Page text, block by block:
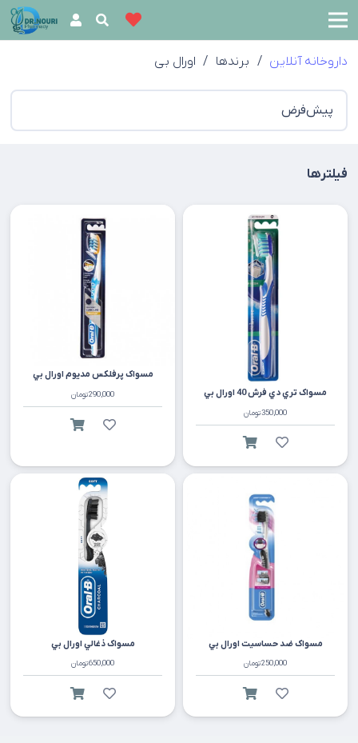
داروخانه آنلاین / برندها / اورال بی
فیلترها
مسواک تري دي فرش 40 اورال بي
350,000تومان
مسواک پرفلکس مديوم اورال بي
290,000تومان
مسواک ضد حساسيت اورال بي
250,000تومان
مسواک ذغالي اورال بي
650,000تومان